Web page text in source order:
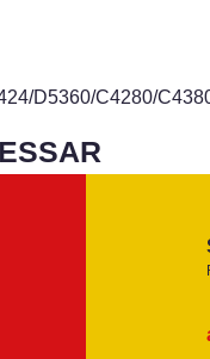
D5360/C4280/